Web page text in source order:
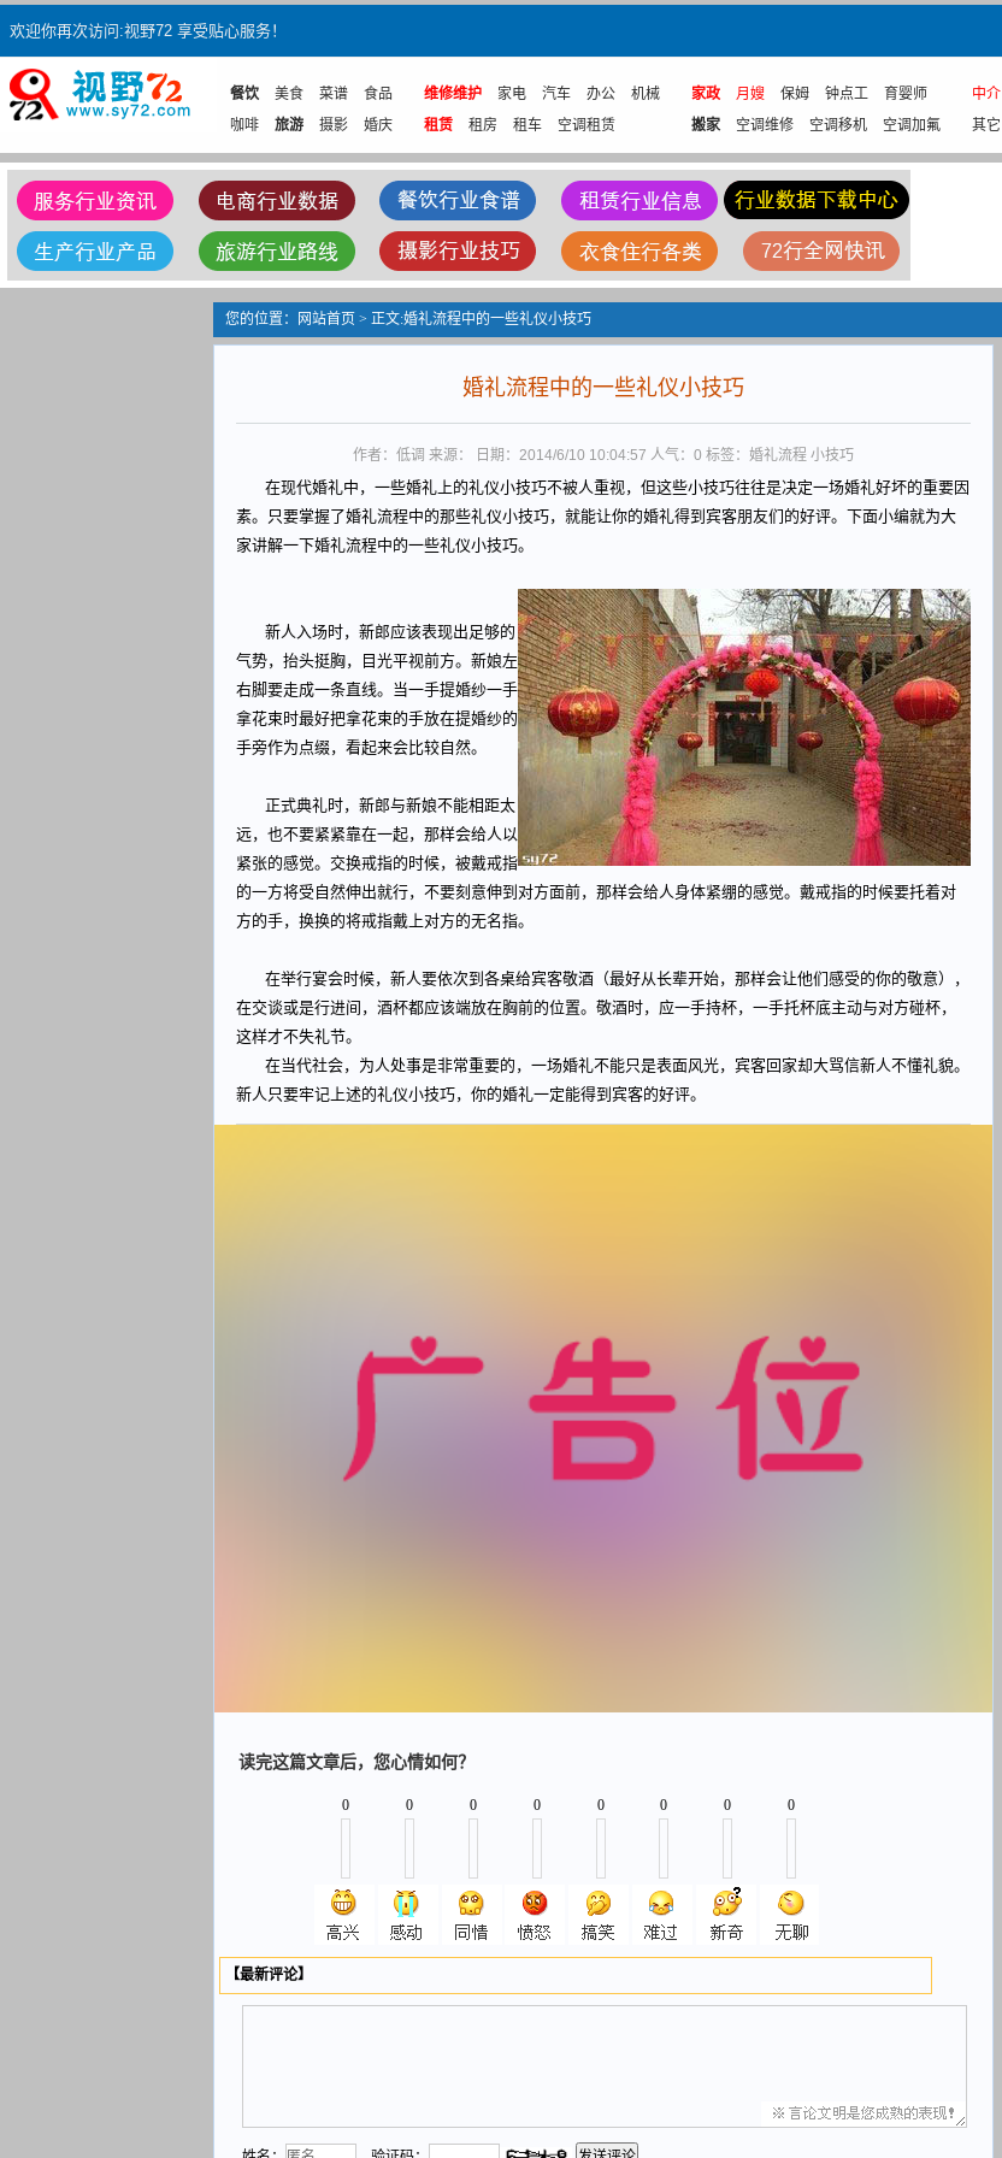
欢迎你再次访问:视野72 享受贴心服务！
餐饮 美食 菜谱
食品
咖啡
旅游 摄影 婚庆
维修维护 家电 汽车 办公
机械
租赁
租房 租车 空调租赁
家政 月嫂 保姆 钟点工
育婴师
搬家
空调维修 空调移机 空调加氟
中介
其它
您的位置： 网站首页 > 正文:婚礼流程中的一些礼仪小技巧
婚礼流程中的一些礼仪小技巧
作者：低调 来源： 日期：2014/6/10 10:04:57 人气： 0 标签：婚礼流程 小技巧
在现代婚礼中，一些婚礼上的礼仪小技巧不被人重视，但这些小技巧往往是决定一场婚礼好坏的重要因
素。只要掌握了婚礼流程中的那些礼仪小技巧，就能让你的婚礼得到宾客朋友们的好评。下面小编就为大
家讲解一下婚礼流程中的一些礼仪小技巧。
新人入场时，新郎应该表现出足够的
气势，抬头挺胸，目光平视前方。新娘左
右脚要走成一条直线。当一手提婚纱一手
拿花束时最好把拿花束的手放在提婚纱的
手旁作为点缀，看起来会比较自然。
正式典礼时，新郎与新娘不能相距太
远，也不要紧紧靠在一起，那样会给人以
紧张的感觉。交换戒指的时候，被戴戒指
的一方将受自然伸出就行，不要刻意伸到对方面前，那样会给人身体紧绷的感觉。戴戒指的时候要托着对
方的手，换换的将戒指戴上对方的无名指。
在举行宴会时候，新人要依次到各桌给宾客敬酒（最好从长辈开始，那样会让他们感受的你的敬意），
在交谈或是行进间，酒杯都应该端放在胸前的位置。敬酒时，应一手持杯，一手托杯底主动与对方碰杯，
这样才不失礼节。
在当代社会，为人处事是非常重要的，一场婚礼不能只是表面风光，宾客回家却大骂信新人不懂礼貌。
新人只要牢记上述的礼仪小技巧，你的婚礼一定能得到宾客的好评。
读完这篇文章后，您心情如何？
0 0 0 0 0 0 0 0
【最新评论】